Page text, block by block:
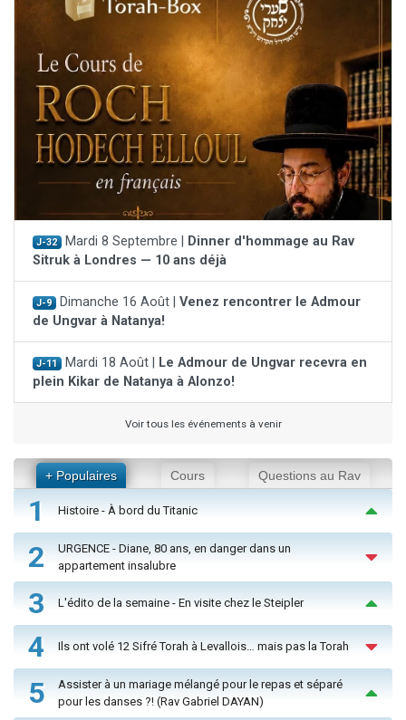
J-32 Mardi 8 Septembre |
Dinner d'hommage au Rav
Sitruk à Londres — 10 ans déjà
J-9 Dimanche 16 Août | Venez rencontrer le Admour
de Ungvar à Natanya!
J-11 Mardi 18 Août |
Le Admour de Ungvar recevra en
plein Kikar de Natanya à Alonzo!
Voir tous les événements à venir
+ Populaires Cours Questions au Rav
1 Histoire - À bord du Titanic
2
URGENCE - Diane, 80 ans, en danger dans un
appartement insalubre
3 L'édito de la semaine - En visite chez le Steipler
4 Ils ont volé 12 Sifré Torah à Levallois… mais pas la Torah
5
Assister à un mariage mélangé pour le repas et séparé
pour les danses ?! (Rav Gabriel DAYAN)